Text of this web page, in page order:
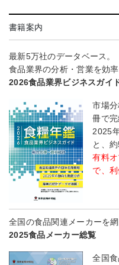
書籍案内
最新5万社のデータベース。
食品業界の分析・営業を効
2026食品業界ビジネスガイ
市場
冊で完
2025
と、
有料
で、
全国の食品関連メーカーを
2025食品メーカー総覧
全国